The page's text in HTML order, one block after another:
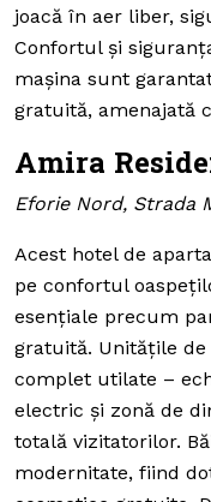
joacă în aer liber,
Confortul și
mașina sunt
gratuită, amenajată
Amira
Eforie Nord, Strada
Acest hotel de
pe confortul
esențiale precum
gratuită. Unitățile
complet utilate –
electric și zonă de
totală vizitatorilor.
modernitate, fiind